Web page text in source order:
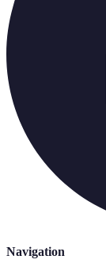
Navigation